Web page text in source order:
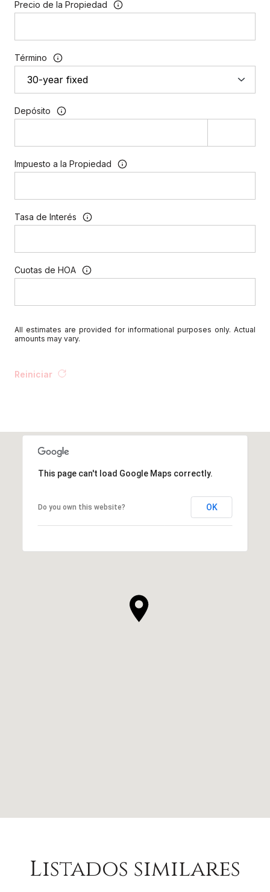
All estimates are provided for informational purposes only. Actual
amounts may vary.
This page can't load Google Maps correctly.
Do you own this website? OK
Listados similares